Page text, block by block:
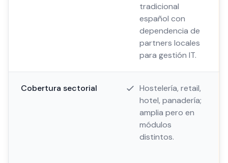
tradicional
español con
dependencia de
partners locales
para gestión IT.
Cobertura sectorial
Hostelería, retail,
hotel, panadería;
amplia pero en
módulos
distintos.